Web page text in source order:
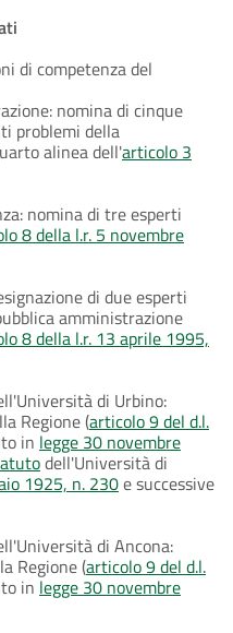
di competenza del
nomina di cinque
problemi della
alinea dell'articolo 3
nomina di tre esperti
8 della l.r. 5 novembre
di due esperti
amministrazione
8 della l.r. 13 aprile 1995,
di Urbino:
Regione (articolo 9 del d.l.
in legge 30 novembre
dell'Università di
1925, n. 230e successive
di Ancona:
Regione (articolo 9 del d.l.
in legge 30 novembre